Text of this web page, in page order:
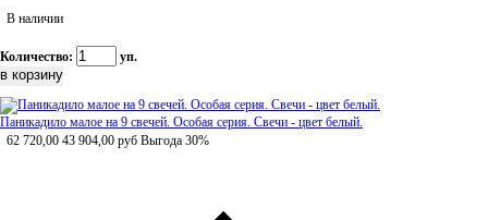
В наличии
Количество: уп.
Паникадило малое на 9 свечей. Особая серия. Свечи - цвет белый.
62 720,00 43 904,00 руб Выгода 30%